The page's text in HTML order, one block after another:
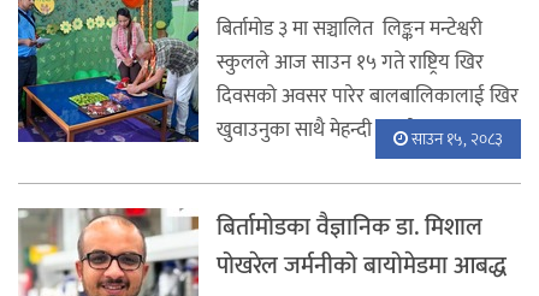
साउन १५, २०८३
बिर्तामोड ३ मा सञ्चालित लिङ्कन मन्टेश्वरी
स्कुलले आज साउन १५ गते राष्ट्रिय खिर
दिवसको अवसर पारेर बालबालिकालाई खिर
खुवाउनुका साथै मेहन्दी लाउने क ...
बिर्तामोडका वैज्ञानिक डा. मिशाल
पोखरेल जर्मनीको बायोमेडमा आबद्ध